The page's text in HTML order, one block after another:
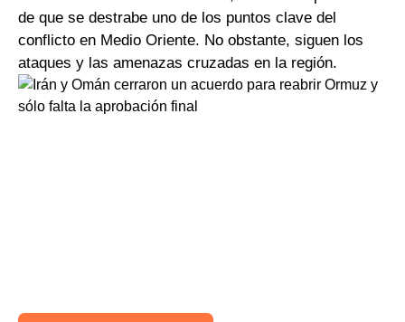
de que se destrabe uno de los puntos clave del
conflicto en Medio Oriente. No obstante, siguen los
ataques y las amenazas cruzadas en la región.